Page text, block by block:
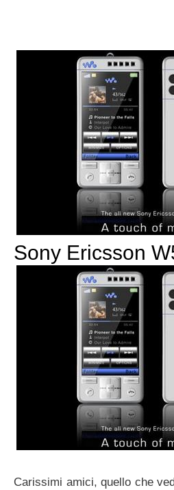
Sony Ericsson
Carissimi amici, quello che